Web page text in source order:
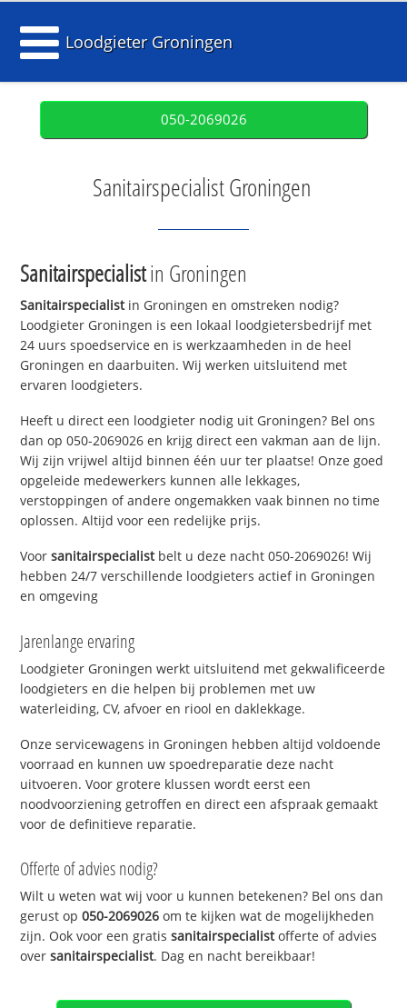
Loodgieter Groningen
050-2069026
Sanitairspecialist Groningen
Sanitairspecialistin Groningen
Sanitairspecialistin Groningen en omstreken nodig?
Loodgieter Groningen is een lokaal loodgietersbedrijf met
24 uurs spoedservice en is werkzaamheden in de heel
Groningen en daarbuiten. Wij werken uitsluitend met
ervaren loodgieters.
Heeft u direct een loodgieter nodig uit Groningen? Bel ons
dan op 050-2069026 en krijg direct een vakman aan de lijn.
Wij zijn vrijwel altijd binnen één uur ter plaatse! Onze goed
opgeleide medewerkers kunnen alle lekkages,
verstoppingen of andere ongemakken vaak binnen no time
oplossen. Altijd voor een redelijke prijs.
Voorsanitairspecialistbelt u deze nacht 050-2069026! Wij
hebben 24/7 verschillende loodgieters actief in Groningen
en omgeving
Jarenlange ervaring
Loodgieter Groningen werkt uitsluitend met gekwalificeerde
loodgieters en die helpen bij problemen met uw
waterleiding, CV, afvoer en riool en daklekkage.
Onze servicewagens in Groningen hebben altijd voldoende
voorraad en kunnen uw spoedreparatie deze nacht
uitvoeren. Voor grotere klussen wordt eerst een
noodvoorziening getroffen en direct een afspraak gemaakt
voor de definitieve reparatie.
Offerte of advies nodig?
Wilt u weten wat wij voor u kunnen betekenen? Bel ons dan
gerust op050-2069026 om te kijken wat de mogelijkheden
zijn. Ook voor een gratissanitairspecialistofferte of advies
oversanitairspecialist. Dag en nacht bereikbaar!